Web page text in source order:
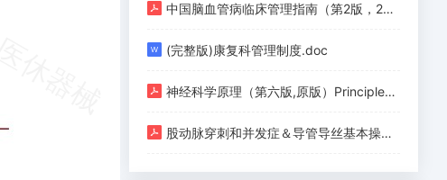
中国脑血管病临床管理指南（第2版，2023）.pdf
(完整版)康复科管理制度.doc
神经科学原理（第六版,原版）Principles of Neural Science (Sixth Edition) (Eric R. Kandel, John D. Koester etc.) (Z-Library).pdf
股动脉穿刺和并发症＆导管导丝基本操作.pdf